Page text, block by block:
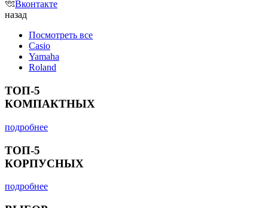
Вконтакте
назад
Посмотреть все
Casio
Yamaha
Roland
ТОП-5
КОМПАКТНЫХ
подробнее
ТОП-5
КОРПУСНЫХ
подробнее